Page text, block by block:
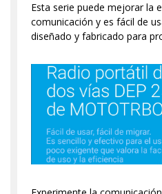
Esta serie puede mejorar la
comunicación y es fácil de
diseñado y fabricado para